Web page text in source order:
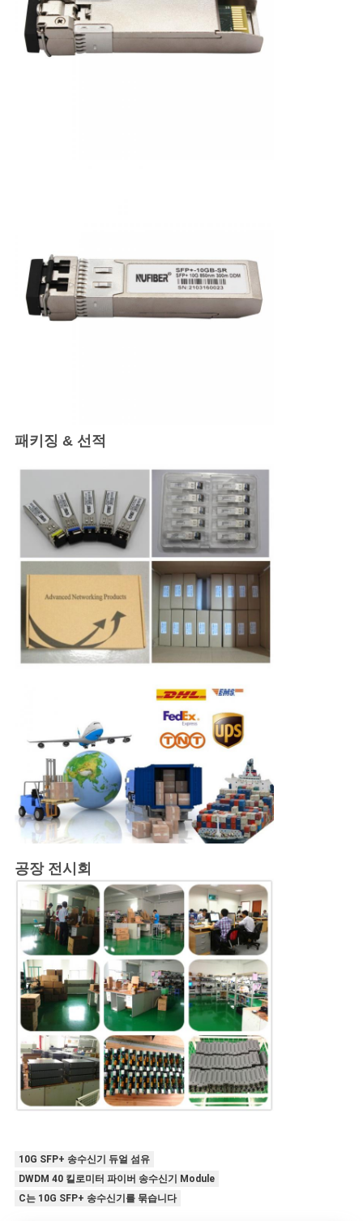
패키징 & 선적
공장 전시회
10G SFP+ 송수신기 듀얼 섬유
DWDM 40 킬로미터 파이버 송수신기 Module
C는 10G SFP+ 송수신기를 묶습니다